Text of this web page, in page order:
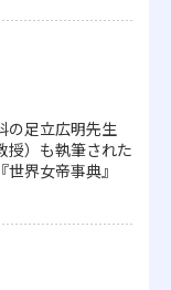
の足立広明先生
授）も執筆された
界女帝事典』